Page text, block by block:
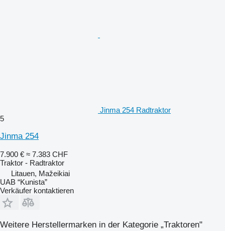
Jinma 254 Radtraktor
5
Jinma 254
7.900 € ≈ 7.383 CHF
Traktor - Radtraktor
Litauen, Mažeikiai
UAB “Kunista”
Verkäufer kontaktieren
Weitere Herstellermarken in der Kategorie „Traktoren"